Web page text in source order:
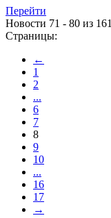
Перейти
Новости 71 - 80 из 161
Страницы:
←
1
2
...
6
7
8
9
10
...
16
17
→